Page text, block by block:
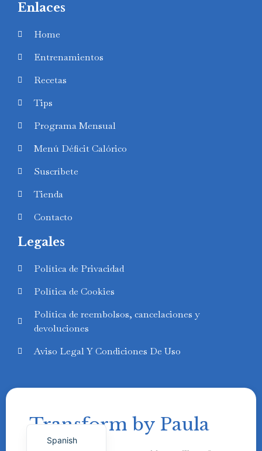
Enlaces
Home
Entrenamientos
Recetas
Tips
Programa Mensual
Menú Déficit Calórico
Suscríbete
Tienda
Contacto
Legales
Política de Privacidad
Política de Cookies
Política de reembolsos, cancelaciones y
devoluciones
Aviso Legal Y Condiciones De Uso
Transform by Paula
Spanish
English
Polish
Swedish